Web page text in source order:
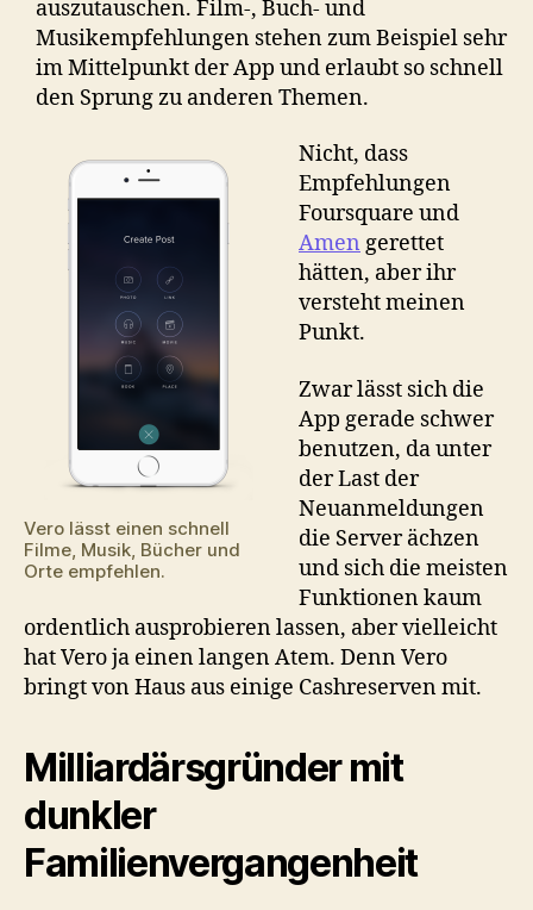
auszutauschen. Film-, Buch- und
Musikempfehlungen stehen zum Beispiel sehr
im Mittelpunkt der App und erlaubt so schnell
den Sprung zu anderen Themen.
Vero lässt einen schnell
Filme, Musik, Bücher und
Orte empfehlen.
Nicht, dass
Empfehlungen
Foursquare und
Amen gerettet
hätten, aber ihr
versteht meinen
Punkt.
Zwar lässt sich die
App gerade schwer
benutzen, da unter
der Last der
Neuanmeldungen
die Server ächzen
und sich die meisten
Funktionen kaum
ordentlich ausprobieren lassen, aber vielleicht
hat Vero ja einen langen Atem. Denn Vero
bringt von Haus aus einige Cashreserven mit.
Milliardärsgründer mit
dunkler
Familienvergangenheit